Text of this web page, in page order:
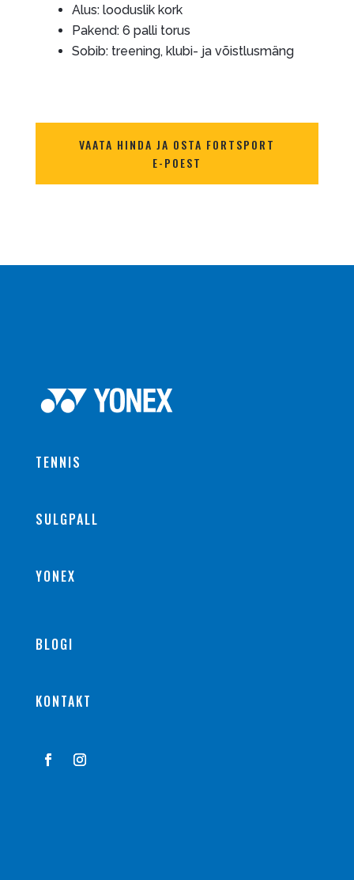
Alus: looduslik kork
Pakend: 6 palli torus
Sobib: treening, klubi- ja võistlusmäng
VAATA HINDA JA OSTA FORTSPORT
E-POEST
TENNIS
SULGPALL
YONEX
BLOGI
KONTAKT